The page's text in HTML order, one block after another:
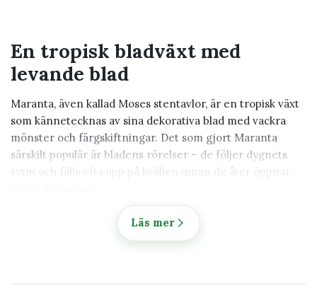
En tropisk bladväxt med
levande blad
Maranta, även kallad Moses stentavlor, är en tropisk växt
som kännetecknas av sina dekorativa blad med vackra
mönster och färgskiftningar. Det som gjort Maranta
särskilt populär är bladens rörelser – de följer dygnets
rytm och fälls ofta upp på kvällen innan de åter öppnar
Hos Klorofyllverket hittar du noggrant utvalda Maranta
med fokus på dekorativt bladverk, friska plantor och hög
Läs mer